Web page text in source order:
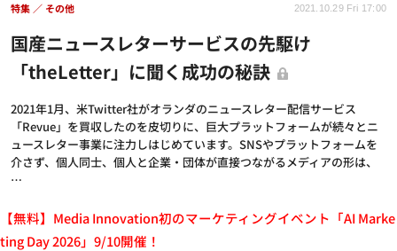
国産ニュースレターサービスの先駆け
「theLetter」に聞く成功の秘訣
2021年1月、米Twitter社がオランダのニュースレター配信サービス
「Revue」を買収したのを皮切りに、巨大プラットフォームが続々とニ
ュースレター事業に注力しはじめています。SNSやプラットフォームを
介さず、個人同士、個人と企業・団体が直接つながるメディアの形は、
…
特集 その他 2021.10.29 Fri 17:00
【無料】Media Innovation初のマーケティングイベント「AI Marke
ting Day 2026」9/10開催！